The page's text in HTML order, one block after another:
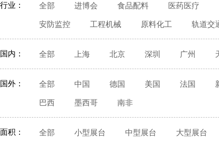
行业： 全部 进博会 食品配料 医药医疗
安防监控 工程机械 原料化工 轨道交
国内： 全部 上海 北京 深圳 广州
国外： 全部 中国 德国 美国 法国
巴西 墨西哥 南非
面积： 全部 小型展台 中型展台 大型展台